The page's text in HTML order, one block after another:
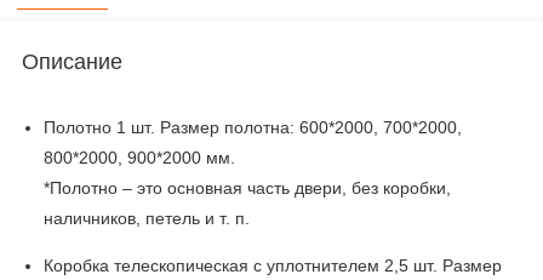
Описание
Полотно 1 шт. Размер полотна: 600*2000, 700*2000,
800*2000, 900*2000 мм.
*Полотно – это основная часть двери, без коробки,
наличников, петель и т. п.
Коробка телескопическая с уплотнителем 2,5 шт. Размер